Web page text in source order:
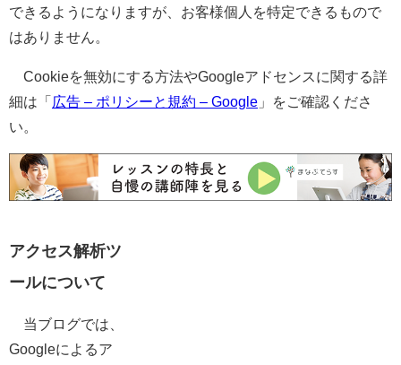
できるようになりますが、お客様個人を特定できるもので
はありません。
Cookieを無効にする方法やGoogleアドセンスに関する詳
細は「 広告 – ポリシーと規約 – Google 」をご確認くださ
い。
アクセス解析ツ
ールについて
当ブログでは、
Googleによるア